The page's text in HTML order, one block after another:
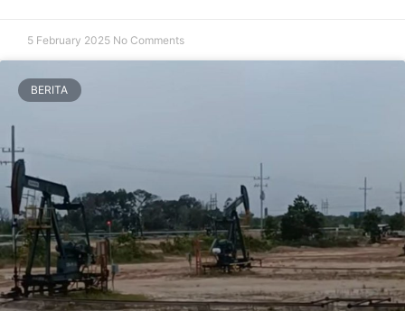
5 February 2025 No Comments
BERITA